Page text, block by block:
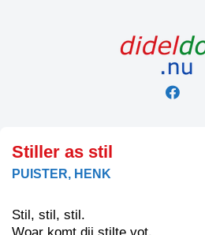
Stiller as stil
PUISTER, HENK
Stil, stil, stil.